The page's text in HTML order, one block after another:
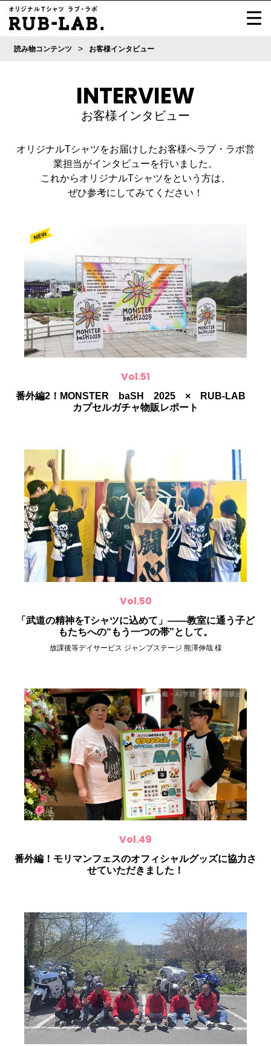
読み物コンテンツ > お客様インタビュー
INTERVIEW
お客様インタビュー
オリジナルTシャツをお届けしたお客様へラブ・ラボ営
業担当がインタビューを行いました。
これからオリジナルTシャツをという方は、
ぜひ参考にしてみてください！
Vol.51
番外編2！MONSTER baSH 2025 × RUB-LAB
カプセルガチャ物販レポート
Vol.50
「武道の精神をTシャツに込めて」――教室に通う子ど
もたちへの“もう一つの帯”として。
放課後等デイサービス ジャンプステージ 熊澤伸哉 様
Vol.49
番外編！モリマンフェスのオフィシャルグッズに協力さ
せていただきました！